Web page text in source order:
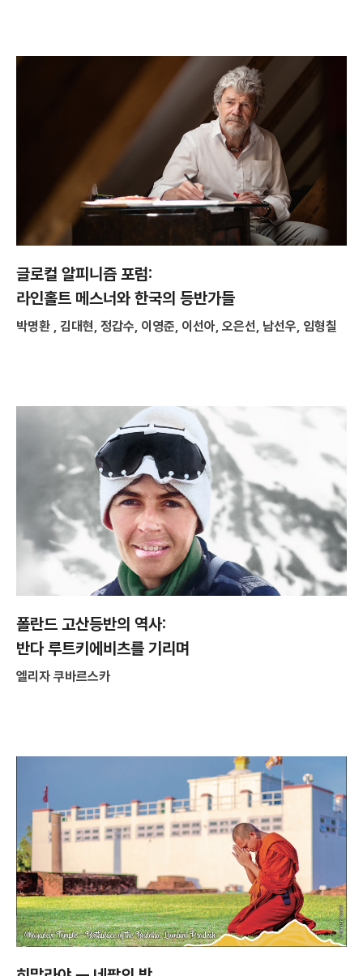
글로컬 알피니즘 포럼:
라인홀트 메스너와 한국의 등반가들
박명환 , 김대현, 정갑수, 이영준, 이선아, 오은선, 남선우, 임형칠
폴란드 고산등반의 역사:
반다 루트키에비츠를 기리며
엘리자 쿠바르스카